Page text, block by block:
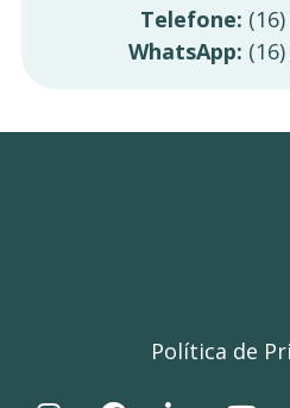
Telefone:
WhatsApp:
Política de